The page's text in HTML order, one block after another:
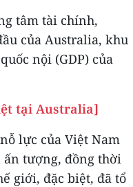
tâm tài chính,
của Australia, khu
nội (GDP) của
tại Australia]
lực của Việt Nam
tượng, đồng thời
giới, đặc biệt, đã tổ